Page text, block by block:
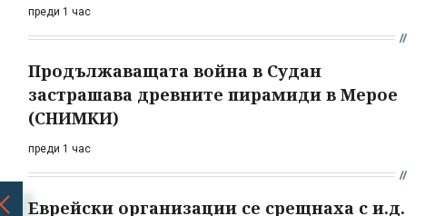
преди 1 час
Продължаващата война в Судан
застрашава древните пирамиди в Мерое
(СНИМКИ)
преди 1 час
Еврейски организации се срещнаха с и.д.